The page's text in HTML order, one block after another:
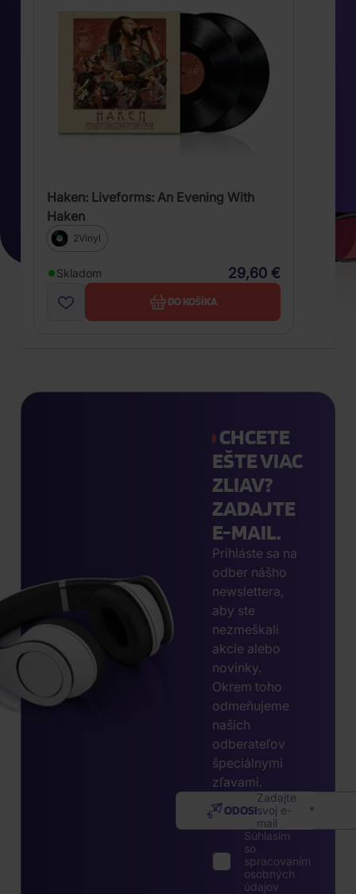
Haken: Liveforms: An Evening With
Haken
2Vinyl
Skladom 29,60 €
DO KOŠÍKA
CHCETE
EŠTE VIAC
ZLIAV?
ZADAJTE
E-MAIL.
Prihláste sa na
odber nášho
newslettera,
aby ste
nezmeškali
akcie alebo
novinky.
Okrem toho
odmeňujeme
našich
odberateľov
špeciálnymi
zľavami.
Zadajte
svoj e-
mail
ODOSLAŤ
Súhlasím
so
spracovaním
osobných
údajov